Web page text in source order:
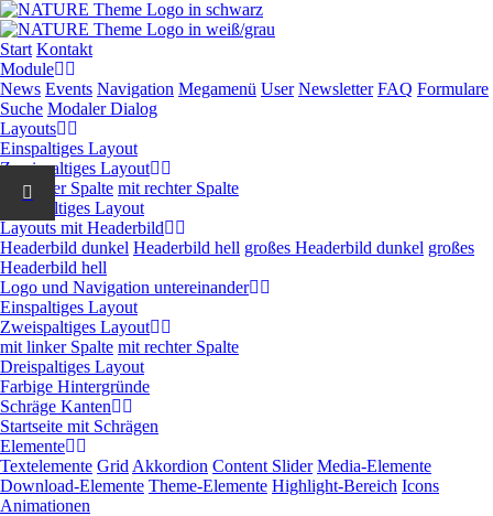
Navigation
überspringen
Start Kontakt
Module
News Events Navigation Megamenü User Newsletter FAQ Formulare
Suche Modaler Dialog
Layouts
Einspaltiges Layout
Zweispaltiges Layout
mit linker Spalte mit rechter Spalte
Dreispaltiges Layout
Layouts mit Headerbild
Headerbild dunkel Headerbild hell großes Headerbild dunkel großes
Headerbild hell
Logo und Navigation untereinander
Einspaltiges Layout
Zweispaltiges Layout
mit linker Spalte mit rechter Spalte
Dreispaltiges Layout
Farbige Hintergründe
Schräge Kanten
Startseite mit Schrägen
Elemente
Textelemente Grid Akkordion Content Slider Media-Elemente
Download-Elemente Theme-Elemente Highlight-Bereich Icons
Animationen